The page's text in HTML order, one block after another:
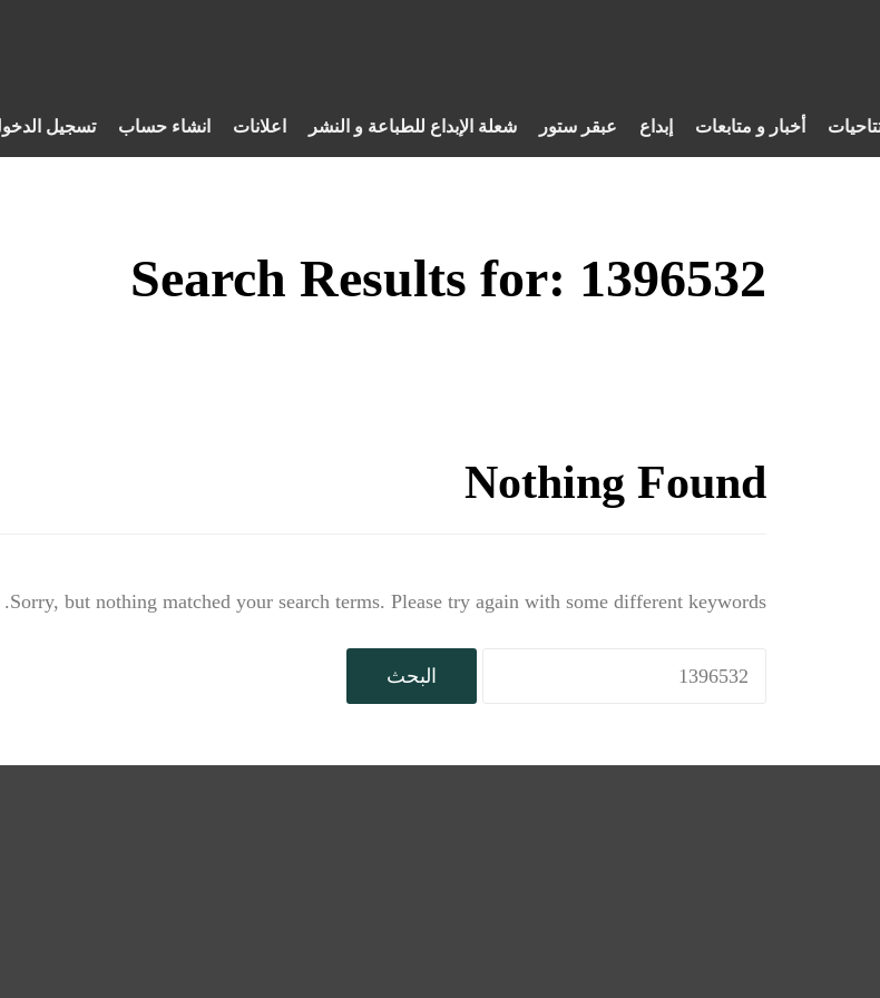
أخبار و متابعات إبداع عبقر ستور شعلة الإبداع للطباعة و النشر اعلانات انشاء حساب تسجيل
Search Results for: 1396532
Nothing Found
Sorry, but nothing matched your search terms. Please try again with some different keywords.